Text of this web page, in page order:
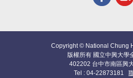
Copyright © National Chung
版權所有 國立中興大學
402202 台中市南區興
Tel : 04-22873181